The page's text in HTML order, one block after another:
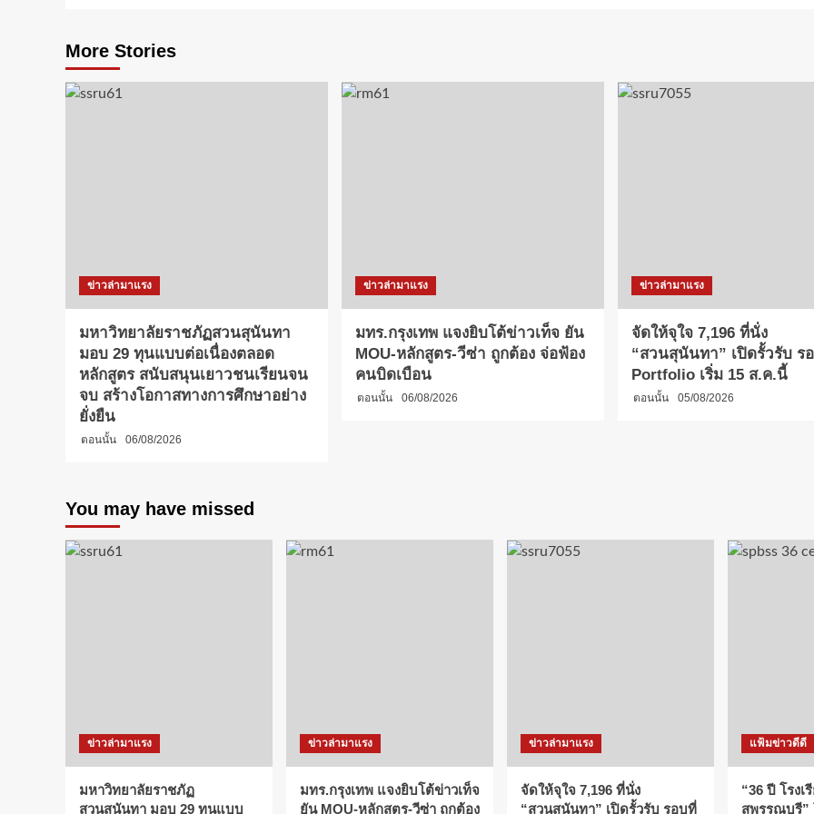
More Stories
ข่าวล่ามาแรง
มหาวิทยาลัยราชภัฏสวนสุนันทา
มอบ 29 ทุนแบบต่อเนื่องตลอด
หลักสูตร สนับสนุนเยาวชนเรียนจน
จบ สร้างโอกาสทางการศึกษาอย่าง
ยั่งยืน
ตอนนั้น 06/08/2026
ข่าวล่ามาแรง
มทร.กรุงเทพ แจงยิบโต้ข่าวเท็จ ยัน
MOU-หลักสูตร-วีซ่า ถูกต้อง จ่อฟ้อง
คนบิดเบือน
ตอนนั้น 06/08/2026
ข่าวล่ามาแรง
จัดให้จุใจ 7,196 ที่นั่ง
“สวนสุนันทา” เปิดรั้วรับ ร
Portfolio เริ่ม 15 ส.ค.นี้
ตอนนั้น 05/08/2026
You may have missed
ข่าวล่ามาแรง
มหาวิทยาลัยราชภัฏ
สวนสุนันทา มอบ 29 ทุนแบบ
ข่าวล่ามาแรง
มทร.กรุงเทพ แจงยิบโต้ข่าวเท็จ
ยัน MOU-หลักสูตร-วีซ่า ถูกต้อง
ข่าวล่ามาแรง
จัดให้จุใจ 7,196 ที่นั่ง
“สวนสุนันทา” เปิดรั้วรับ รอบที่
แฟ้มข่าวดีดี
“36 ปี โรง
สุพรรณบุรี”